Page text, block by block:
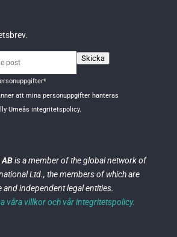
*
att mina personuppgifter hanteras
Umeås integritetspolicy.
Skicka
ABis a member of the global network of
Ltd., the members of which are
and independent legal entities.
våra villkor och vår integritetspolicy.